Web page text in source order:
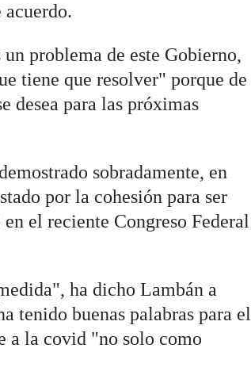
acuerdo.
problema de este Gobierno,
tiene que resolver" porque de
desea para las próximas
sobradamente, en
por la cohesión para ser
el reciente Congreso Federal
ha dicho Lambán a
tenido buenas palabras para el
a la covid "no solo como